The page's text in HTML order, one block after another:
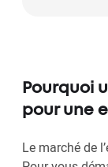
Pourquoi
pour une
Le marché de